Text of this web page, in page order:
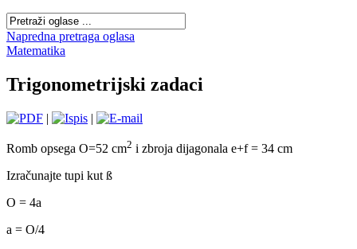
Napredna pretraga oglasa
Matematika
Trigonometrijski zadaci
| |
Romb opsega O=52 cm2 i zbroja dijagonala e+f = 34 cm
Izračunajte tupi kut ß
O = 4a
a = O/4